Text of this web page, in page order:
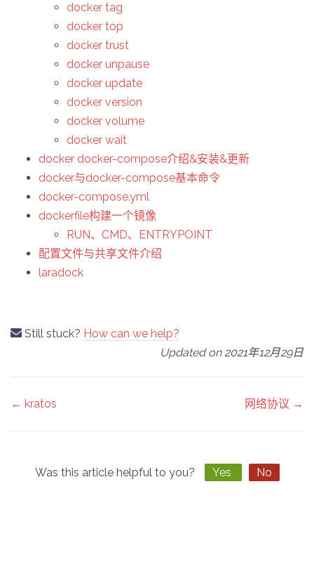
docker tag
docker top
docker trust
docker unpause
docker update
docker version
docker volume
docker wait
docker docker-compose介绍&安装&更新
docker与docker-compose基本命令
docker-compose.yml
dockerfile构建一个镜像
RUN、CMD、ENTRYPOINT
配置文件与共享文件介绍
laradock
Still stuck? How can we help?
Updated on 2021年12月29日
Doc
← kratos 网络协议 →
Was this article helpful to you? Yes No